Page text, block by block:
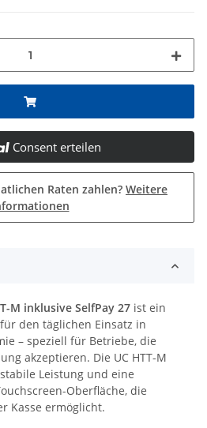
Consent erteilen
Raten zahlen? Weitere
M inklusive SelfPay 27 ist ein
den täglichen Einsatz in
– speziell für Betriebe, die
akzeptieren. Die UC HTT-M
Leistung und eine
Oberfläche, die
Kasse ermöglicht.